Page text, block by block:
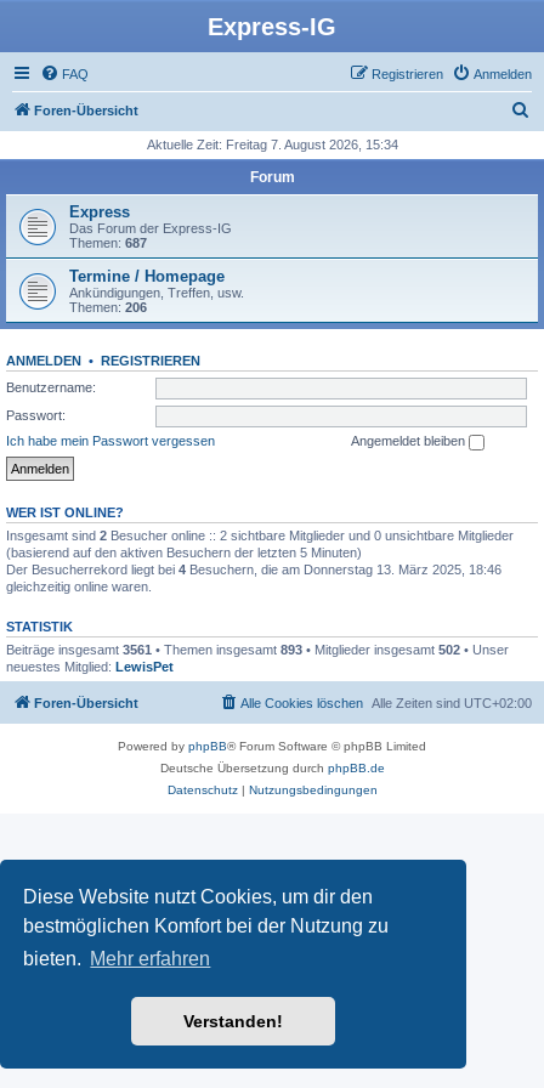
Diese Website nutzt Cookies, um dir den
bestmöglichen Komfort bei der Nutzung zu
bieten. Mehr erfahren
Verstanden!
Express-IG
FAQ Anmelden
Registrieren
Foren-Übersicht
h
Aktuelle Zeit: Freitag 7. August 2026, 15:34
Forum
Express
Das Forum der Express-IG
Themen: 687
Termine / Homepage
Ankündigungen, Treffen, usw.
Themen: 206
ANMELDEN • REGISTRIEREN
Benutzername:
Passwort:
Ich habe mein Passwort vergessen
Angemeldet bleiben
WER IST ONLINE?
Insgesamt sind 2 Besucher online :: 2 sichtbare Mitglieder und 0 unsichtbare Mitglieder
(basierend auf den aktiven Besuchern der letzten 5 Minuten)
Der Besucherrekord liegt bei 4 Besuchern, die am Donnerstag 13. März 2025, 18:46
gleichzeitig online waren.
STATISTIK
Beiträge insgesamt 3561 • Themen insgesamt 893 • Mitglieder insgesamt 502 • Unser
neuestes Mitglied: LewisPet
Foren-Übersicht Alle Zeiten sind UTC+02:00
Alle Cookies löschen
Powered by phpBB® Forum Software © phpBB Limited
Deutsche Übersetzung durch phpBB.de
Datenschutz| Nutzungsbedingungen